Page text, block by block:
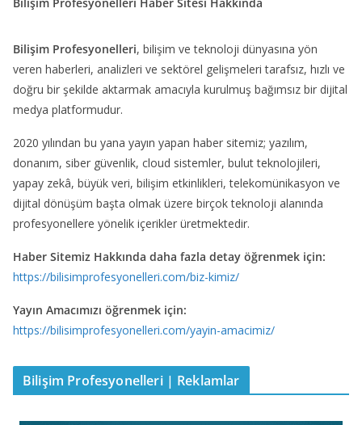
Bilişim Profesyonelleri, bilişim ve teknoloji dünyasına yön
veren haberleri, analizleri ve sektörel gelişmeleri tarafsız, hızlı ve
doğru bir şekilde aktarmak amacıyla kurulmuş bağımsız bir dijital
medya platformudur.
2020 yılından bu yana yayın yapan haber sitemiz; yazılım,
donanım, siber güvenlik, cloud sistemler, bulut teknolojileri,
yapay zekâ, büyük veri, bilişim etkinlikleri, telekomünikasyon ve
dijital dönüşüm başta olmak üzere birçok teknoloji alanında
profesyonellere yönelik içerikler üretmektedir.
Haber Sitemiz Hakkında daha fazla detay öğrenmek için:
https://bilisimprofesyonelleri.com/biz-kimiz/
Yayın Amacımızı öğrenmek için:
https://bilisimprofesyonelleri.com/yayin-amacimiz/
Bilişim Profesyonelleri | Reklamlar